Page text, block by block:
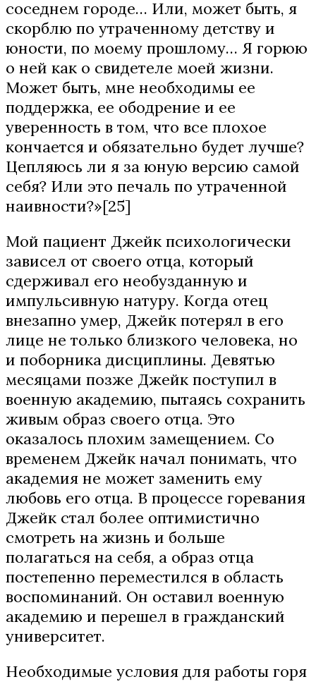
соседнем городе… Или, может быть, я
скорблю по утраченному детству и
юности, по моему прошлому… Я горюю
о ней как о свидетеле моей жизни.
Может быть, мне необходимы ее
поддержка, ее ободрение и ее
уверенность в том, что все плохое
кончается и обязательно будет лучше?
Цепляюсь ли я за юную версию самой
себя? Или это печаль по утраченной
наивности?»[25]
Мой пациент Джейк психологически
зависел от своего отца, который
сдерживал его необузданную и
импульсивную натуру. Когда отец
внезапно умер, Джейк потерял в его
лице не только близкого человека, но
и поборника дисциплины. Девятью
месяцами позже Джейк поступил в
военную академию, пытаясь сохранить
живым образ своего отца. Это
оказалось плохим замещением. Со
временем Джейк начал понимать, что
академия не может заменить ему
любовь его отца. В процессе горевания
Джейк стал более оптимистично
смотреть на жизнь и больше
полагаться на себя, а образ отца
постепенно переместился в область
воспоминаний. Он оставил военную
академию и перешел в гражданский
университет.
Необходимые условия для работы горя